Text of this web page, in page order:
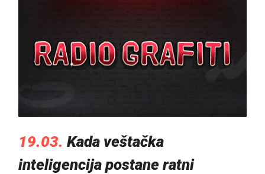
19.03. Kada veštačka
inteligencija postane ratni